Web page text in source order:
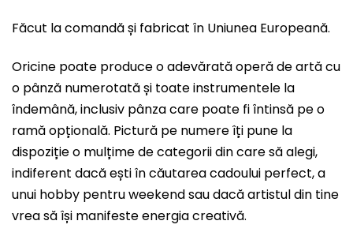
Făcut la comandă și fabricat în Uniunea Europeană.
Oricine poate produce o adevărată operă de artă cu
o pânză numerotată și toate instrumentele la
îndemână, inclusiv pânza care poate fi întinsă pe o
ramă opțională. Pictură pe numere îți pune la
dispoziție o mulțime de categorii din care să alegi,
indiferent dacă ești în căutarea cadoului perfect, a
unui hobby pentru weekend sau dacă artistul din tine
vrea să își manifeste energia creativă.
a
este
0,0
din
5
stele.